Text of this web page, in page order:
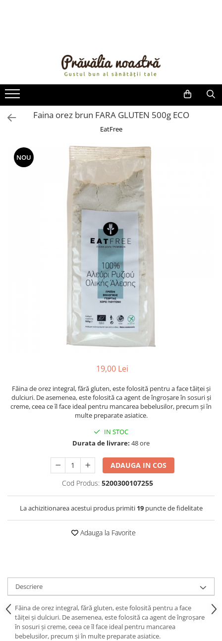
ULEIURI ȘI UNTURI
MĂSLINE
NUCI ȘI SEMINȚE
FRUCTE DESHIDRATATE
FRUCTE LA CONSERVĂ
OȚETURI ȘI SOSURI
FĂINĂ FĂRĂ GLUTEN
BĂUTURI / LAPTE VEGETAL
CREME ȘI PASTE TARTINABILE
CIOCOLATĂ ȘI CACAO
PRODUSE ECO / ORGANICE
REMEDII NATURISTE
TOATE PRODUSELE
Faina orez brun FARA GLUTEN 500g ECO
EatFree
NOU
19,00 Lei
Făina de orez integral, fără gluten, este folosită pentru a face tăiței și
dulciuri. De asemenea, este folosită ca agent de îngroșare în sosuri și
creme, ceea ce îl face ideal pentru mancarea bebelusilor, precum și în
multe preparate asiatice.
IN STOC
Durata de livrare: 48 ore
ADAUGA IN COS
Cod Produs: 5200300107255
La achizitionarea acestui produs primiti 19puncte de fidelitate
Adauga la Favorite
Descriere
Făina de orez integral, fără gluten, este folosită pentru a face
tăiței și dulciuri. De asemenea, este folosită ca agent de îngroșare
în sosuri și creme, ceea ce îl face ideal pentru mancarea
bebelusilor, precum și în multe preparate asiatice.